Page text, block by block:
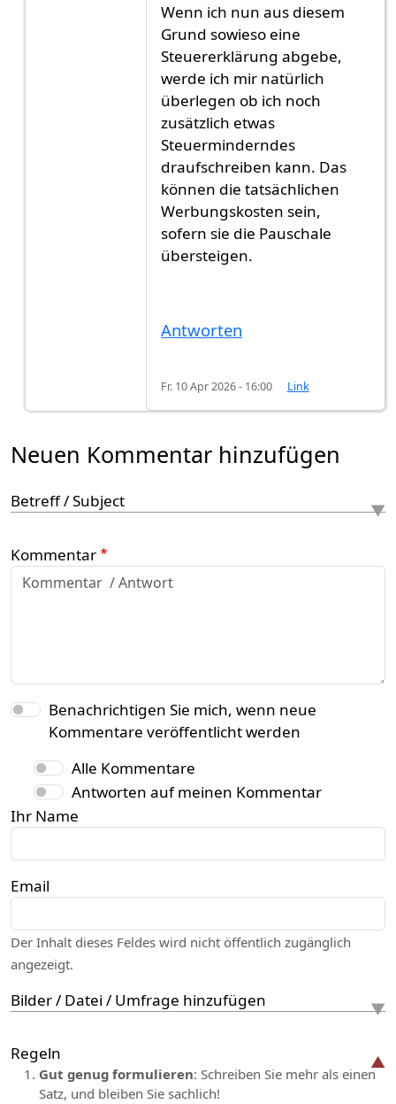
Wenn ich nun aus diesem
Grund sowieso eine
Steuererklärung abgebe,
werde ich mir natürlich
überlegen ob ich noch
zusätzlich etwas
Steuerminderndes
draufschreiben kann. Das
können die tatsächlichen
Werbungskosten sein,
sofern sie die Pauschale
übersteigen.
Antworten
Fr. 10 Apr 2026 - 16:00 Link
Neuen Kommentar hinzufügen
Betreff / Subject
Kommentar
Benachrichtigen Sie mich, wenn neue
Kommentare veröffentlicht werden
Alle Kommentare
Antworten auf meinen Kommentar
Ihr Name
Email
Der Inhalt dieses Feldes wird nicht öffentlich zugänglich
angezeigt.
Bilder / Datei / Umfrage hinzufügen
Regeln
Gut genug formulieren: Schreiben Sie mehr als einen
Satz, und bleiben Sie sachlich!